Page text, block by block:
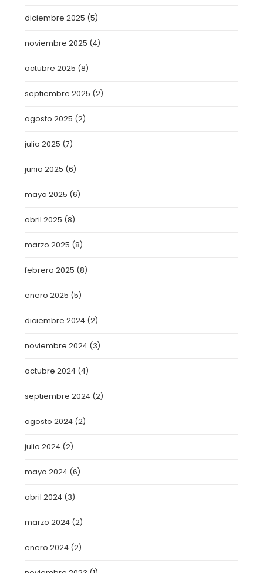
diciembre 2025 (5)
noviembre 2025 (4)
octubre 2025 (8)
septiembre 2025 (2)
agosto 2025 (2)
julio 2025 (7)
junio 2025 (6)
mayo 2025 (6)
abril 2025 (8)
marzo 2025 (8)
febrero 2025 (8)
enero 2025 (5)
diciembre 2024 (2)
noviembre 2024 (3)
octubre 2024 (4)
septiembre 2024 (2)
agosto 2024 (2)
julio 2024 (2)
mayo 2024 (6)
abril 2024 (3)
marzo 2024 (2)
enero 2024 (2)